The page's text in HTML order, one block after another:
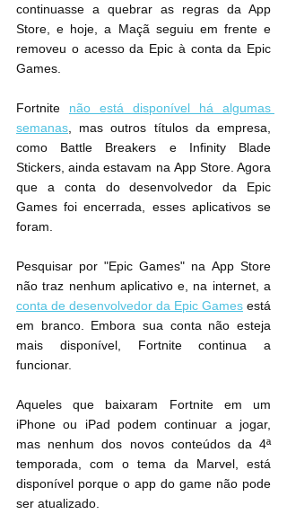
continuasse a quebrar as regras da App
Store, e hoje, a Maçã seguiu em frente e
removeu o acesso da Epic à conta da Epic
Games.
Fortnite não está disponível há algumas
semanas , mas outros títulos da empresa,
como Battle Breakers e Infinity Blade
Stickers, ainda estavam na ‌App Store‌. Agora
que a conta do desenvolvedor da Epic
Games foi encerrada, esses aplicativos se
foram.
Pesquisar por "Epic Games" na ‌App Store‌
conta de desenvolvedor da Epic Games está
em branco. Embora sua conta não esteja
mais disponível, Fortnite continua a
funcionar.
Aqueles que baixaram Fortnite em um
iPhone ou iPad podem continuar a jogar,
mas nenhum dos novos conteúdos da 4ª
temporada, com o tema da Marvel, está
disponível porque o app do game não pode
ser atualizado.